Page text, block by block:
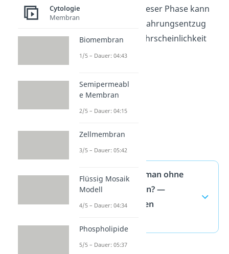
ermöglichen. Ab dieser Phase kann
dich ein weiterer Nahrungsentzug
mit sehr hoher Wahrscheinlichkeit
dasLebenkosten.
Wie lang kann man ohne
Essen überleben? —
häufigste Fragen
Cytologie
Membran
Biomembran
1/5 – Dauer: 04:43
Semipermeabl
e Membran
2/5 – Dauer: 04:15
Zellmembran
3/5 – Dauer: 05:42
Flüssig Mosaik
Modell
4/5 – Dauer: 04:34
Phospholipide
5/5 – Dauer: 05:37